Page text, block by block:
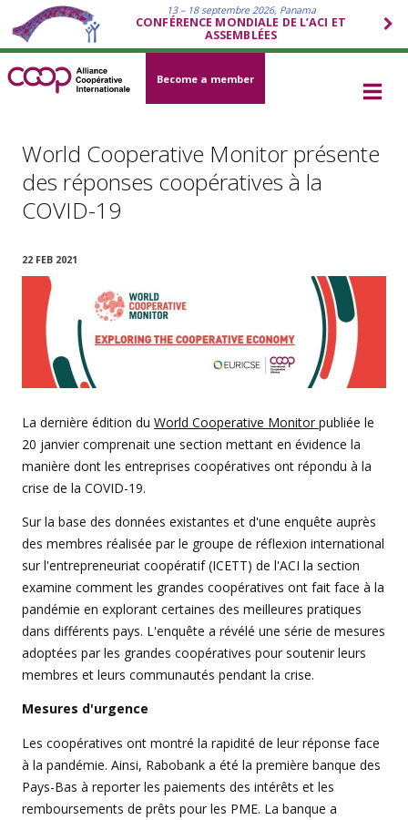
13 – 18 septembre 2026, Panama
CONFÉRENCE MONDIALE DE L’ACI ET
ASSEMBLÉES
Become a member
World Cooperative Monitor présente
des réponses coopératives à la
COVID-19
22 FEB 2021
La dernière édition du World Cooperative Monitor publiée le
20 janvier comprenait une section mettant en évidence la
manière dont les entreprises coopératives ont répondu à la
crise de la COVID-19.
Sur la base des données existantes et d'une enquête auprès
des membres réalisée par le groupe de réflexion international
sur l'entrepreneuriat coopératif (ICETT) de l'ACI la section
examine comment les grandes coopératives ont fait face à la
pandémie en explorant certaines des meilleures pratiques
dans différents pays. L'enquête a révélé une série de mesures
adoptées par les grandes coopératives pour soutenir leurs
membres et leurs communautés pendant la crise.
Mesures d'urgence
Les coopératives ont montré la rapidité de leur réponse face
à la pandémie. Ainsi, Rabobank a été la première banque des
Pays-Bas à reporter les paiements des intérêts et les
remboursements de prêts pour les PME. La banque a